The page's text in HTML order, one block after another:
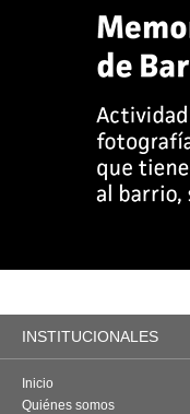
INSTITUCIONALES
Inicio
Quiénes somos